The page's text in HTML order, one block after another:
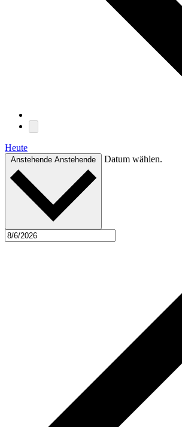
Heute
Anstehende Anstehende Datum wählen.